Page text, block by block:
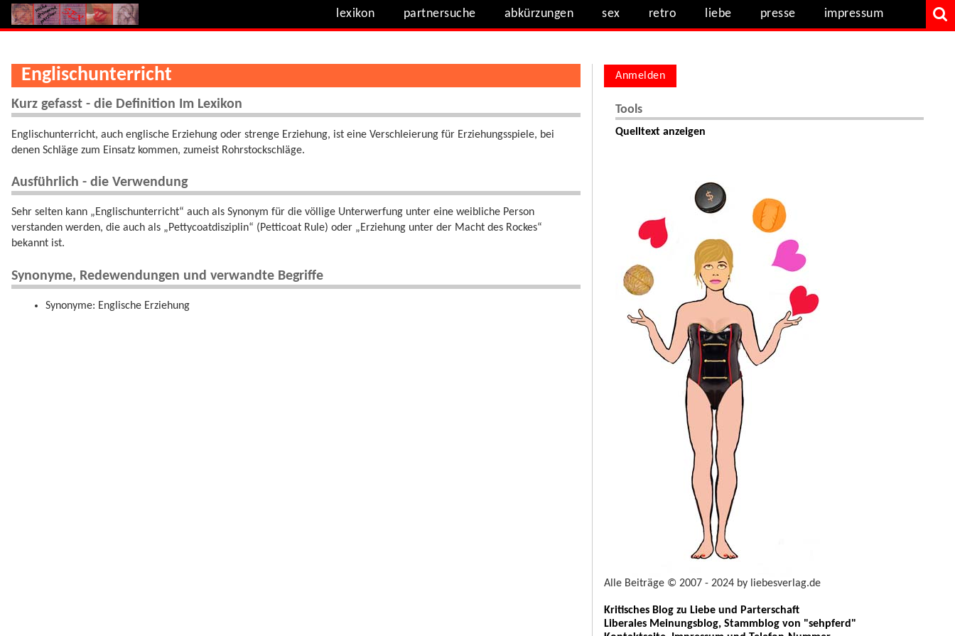
lexikon partnersuche abkürzungen sex retro liebe presse impressum
Englischunterricht
Kurz gefasst - die Definition Im Lexikon
Englischunterricht, auch englische Erziehung oder strenge Erziehung, ist eine Verschleierung für Erziehungsspiele, bei
denen Schläge zum Einsatz kommen, zumeist Rohrstockschläge.
Ausführlich - die Verwendung
Sehr selten kann „Englischunterricht“ auch als Synonym für die völlige Unterwerfung unter eine weibliche Person
verstanden werden, die auch als „Pettycoatdisziplin“ (Petticoat Rule) oder „Erziehung unter der Macht des Rockes“
bekannt ist.
Synonyme, Redewendungen und verwandte Begriffe
Synonyme: Englische Erziehung
Anmelden
Tools
Quelltext anzeigen
Alle Beiträge © 2007 - 2024 by liebesverlag.de
Kritisches Blog zu Liebe und Parterschaft
Liberales Meinungsblog, Stammblog von "sehpferd"